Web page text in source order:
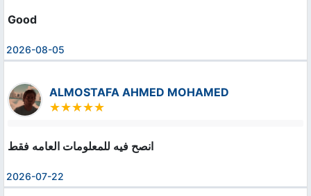
Good
2026-08-05
ALMOSTAFA AHMED MOHAMED
انصح فيه للمعلومات العامه فقط
2026-07-22